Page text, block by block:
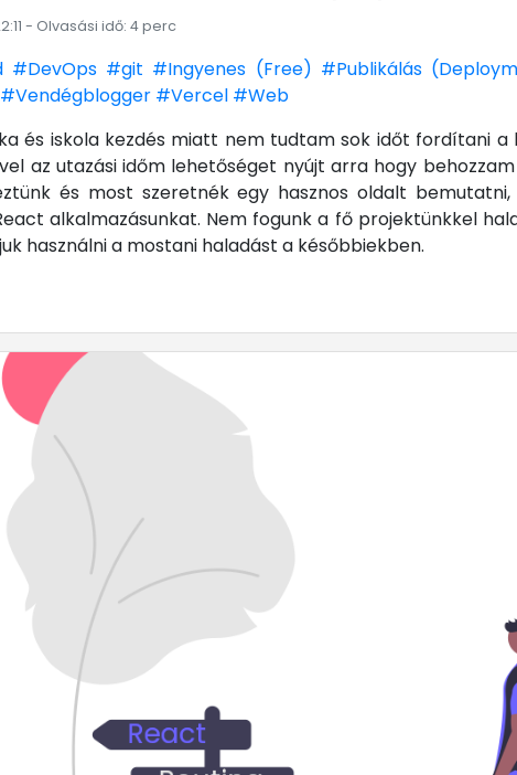
- Olvasási idő: 4 perc
#DevOps #git #Ingyenes (Free) #Publikálás
#Vendégblogger #Vercel #Web
és iskola kezdés miatt nem tudtam sok időt fordítani a
az utazási időm lehetőséget nyújt arra hogy
és most szeretnék egy hasznos oldalt
alkalmazásunkat. Nem fogunk a fő projektünkkel
használni a mostani haladást a későbbiekben.